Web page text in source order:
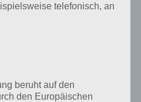
Drift machen konntest, so
Gameplay Video zur App. Darin
telefonisch, an
beruht auf den
den Europäischen